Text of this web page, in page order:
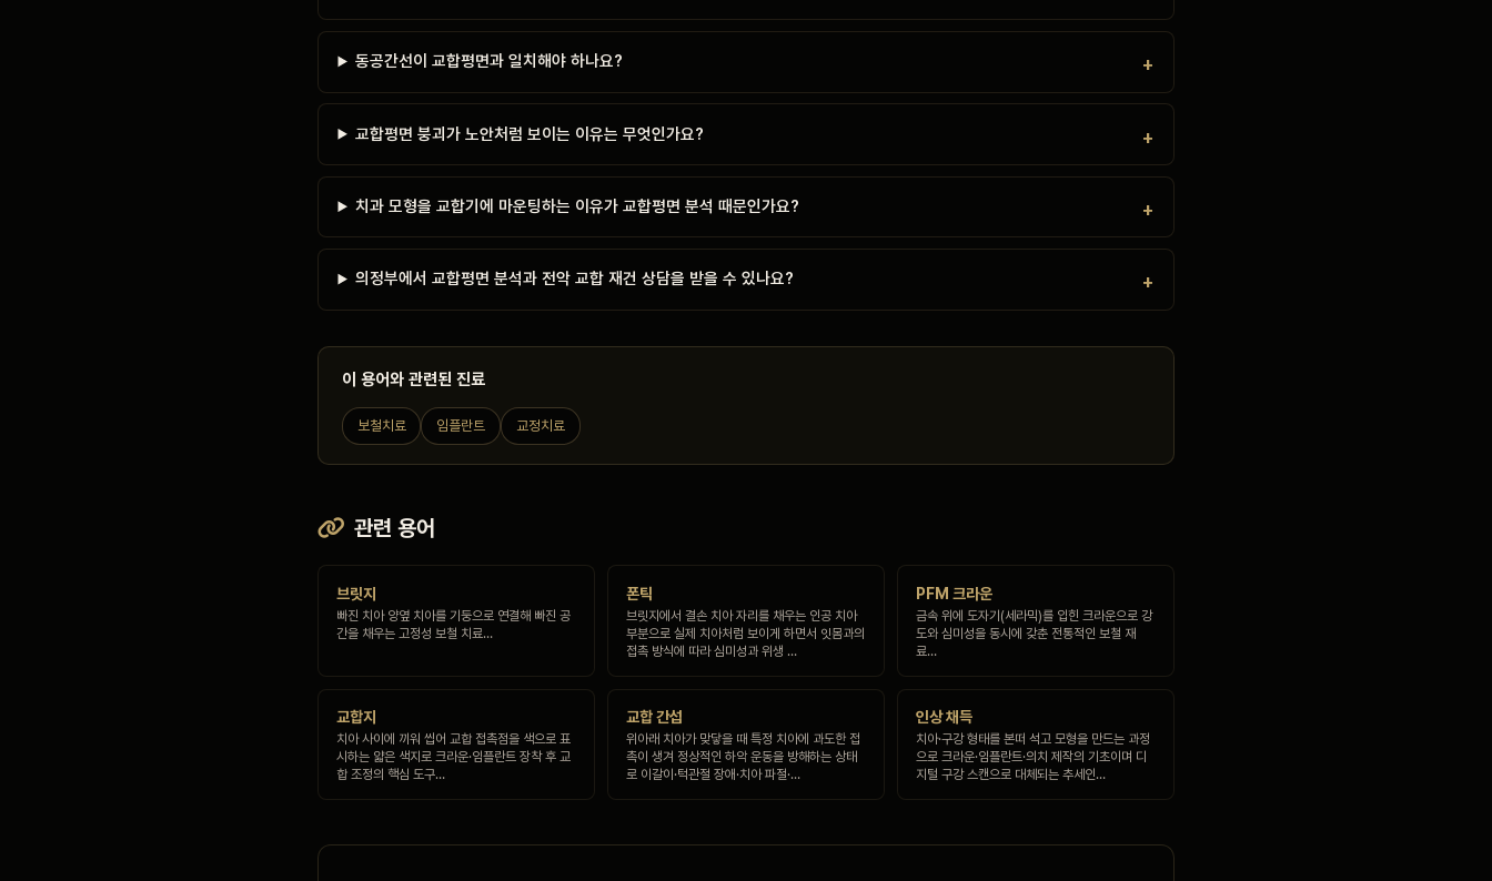
동공간선이 교합평면과 일치해야 하나요?
교합평면 붕괴가 노안처럼 보이는 이유는 무엇인가요?
치과 모형을 교합기에 마운팅하는 이유가 교합평면 분석 때문인가요?
의정부에서 교합평면 분석과 전악 교합 재건 상담을 받을 수 있나요?
이 용어와 관련된 진료
보철치료 임플란트 교정치료
관련 용어
브릿지
빠진 치아 양옆 치아를 기둥으로 연결해 빠진 공
간을 채우는 고정성 보철 치료…
폰틱
브릿지에서 결손 치아 자리를 채우는 인공 치아
부분으로 실제 치아처럼 보이게 하면서 잇몸과의
접촉 방식에 따라 심미성과 위생 …
PFM 크라운
금속 위에 도자기(세라믹)를 입힌 크라운으로 강
도와 심미성을 동시에 갖춘 전통적인 보철 재
료…
교합지
치아 사이에 끼워 씹어 교합 접촉점을 색으로 표
시하는 얇은 색지로 크라운·임플란트 장착 후 교
합 조정의 핵심 도구…
교합 간섭
위아래 치아가 맞닿을 때 특정 치아에 과도한 접
촉이 생겨 정상적인 하악 운동을 방해하는 상태
로 이갈이·턱관절 장애·치아 파절·…
인상 채득
치아·구강 형태를 본떠 석고 모형을 만드는 과정
으로 크라운·임플란트·의치 제작의 기초이며 디
지털 구강 스캔으로 대체되는 추세인…